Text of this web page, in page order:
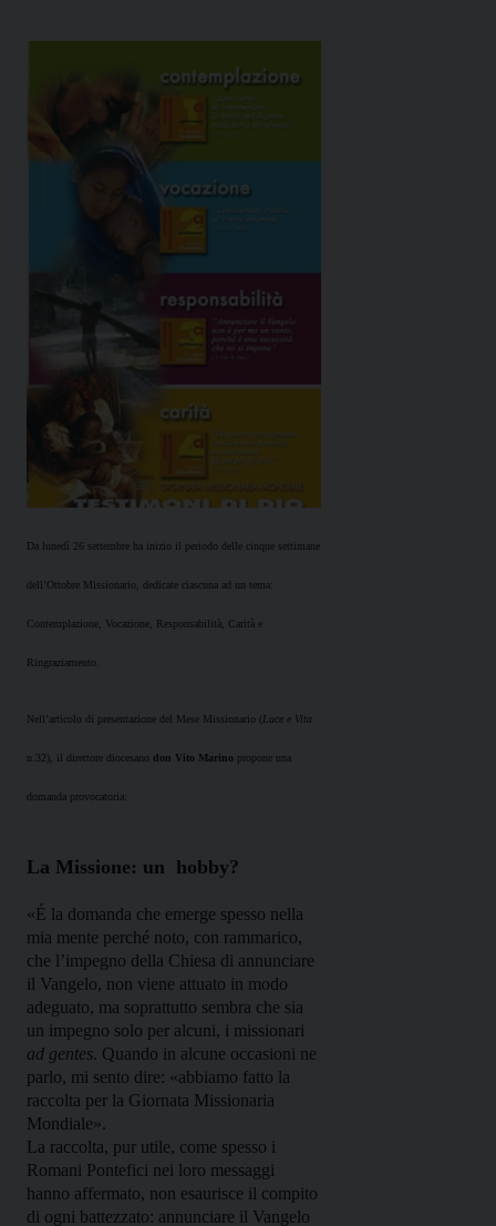
Da lunedì 26 settembre ha inizio il periodo delle cinque settimane
dell’Ottobre Missionario, dedicate ciascuna ad un tema:
Contemplazione, Vocazione, Responsabilità, Carità e
Ringraziamento.
Nell’articolo di presentazione del Mese Missionario (Luce e Vita
n.32), il direttore diocesano don Vito Marino propone una
domanda provocatoria:
La Missione: un hobby?
«É la domanda che emerge spesso nella
mia mente perché noto, con rammarico,
che l’impegno della Chiesa di annunciare
il Vangelo, non viene attuato in modo
adeguato, ma soprattutto sembra che sia
un impegno solo per alcuni, i missionari
ad gentes. Quando in alcune occasioni ne
parlo, mi sento dire: «abbiamo fatto la
raccolta per la Giornata Missionaria
Mondiale».
La raccolta, pur utile, come spesso i
Romani Pontefici nei loro messaggi
hanno affermato, non esaurisce il compito
di ogni battezzato: annunciare il Vangelo